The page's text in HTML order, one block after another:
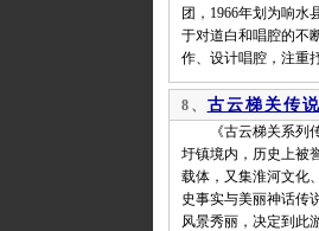
团，1966年划为响
于对道白和唱腔的不
作、设计唱腔，注重
8、 古云梯关传说
《古云梯关系列传
圩镇境内，历史上被
载体，又集淮河文化
史事实与美丽神话传
风景秀丽，决定到此